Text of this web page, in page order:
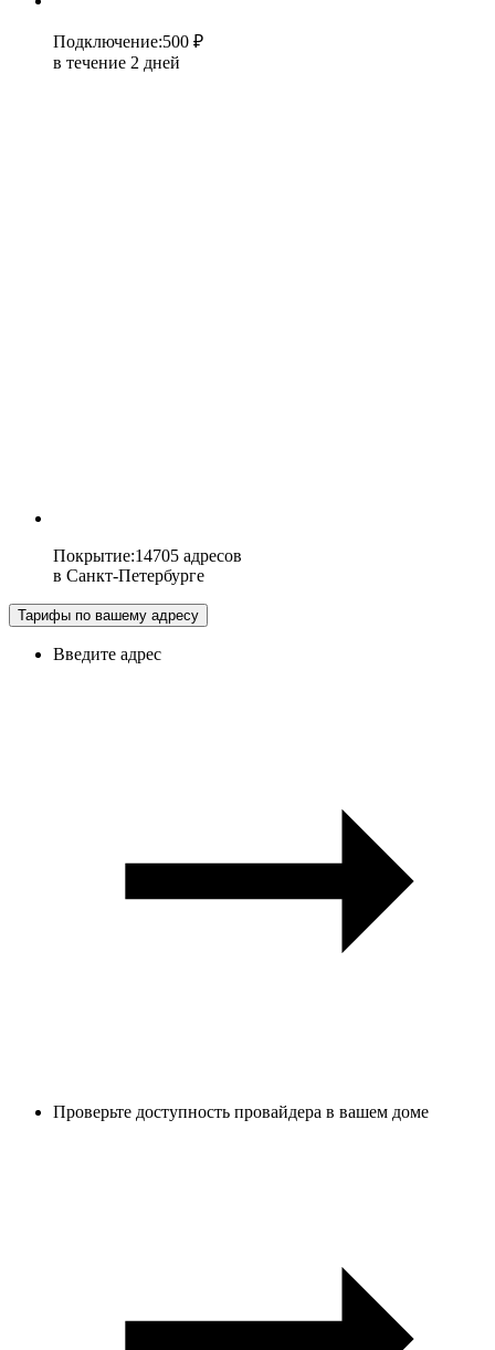
Подключение:500 ₽
в течение 2 дней
Покрытие:14705 адресов
в Санкт-Петербурге
Тарифы по вашему адресу
Введите адрес
Проверьте доступность провайдера в вашем доме